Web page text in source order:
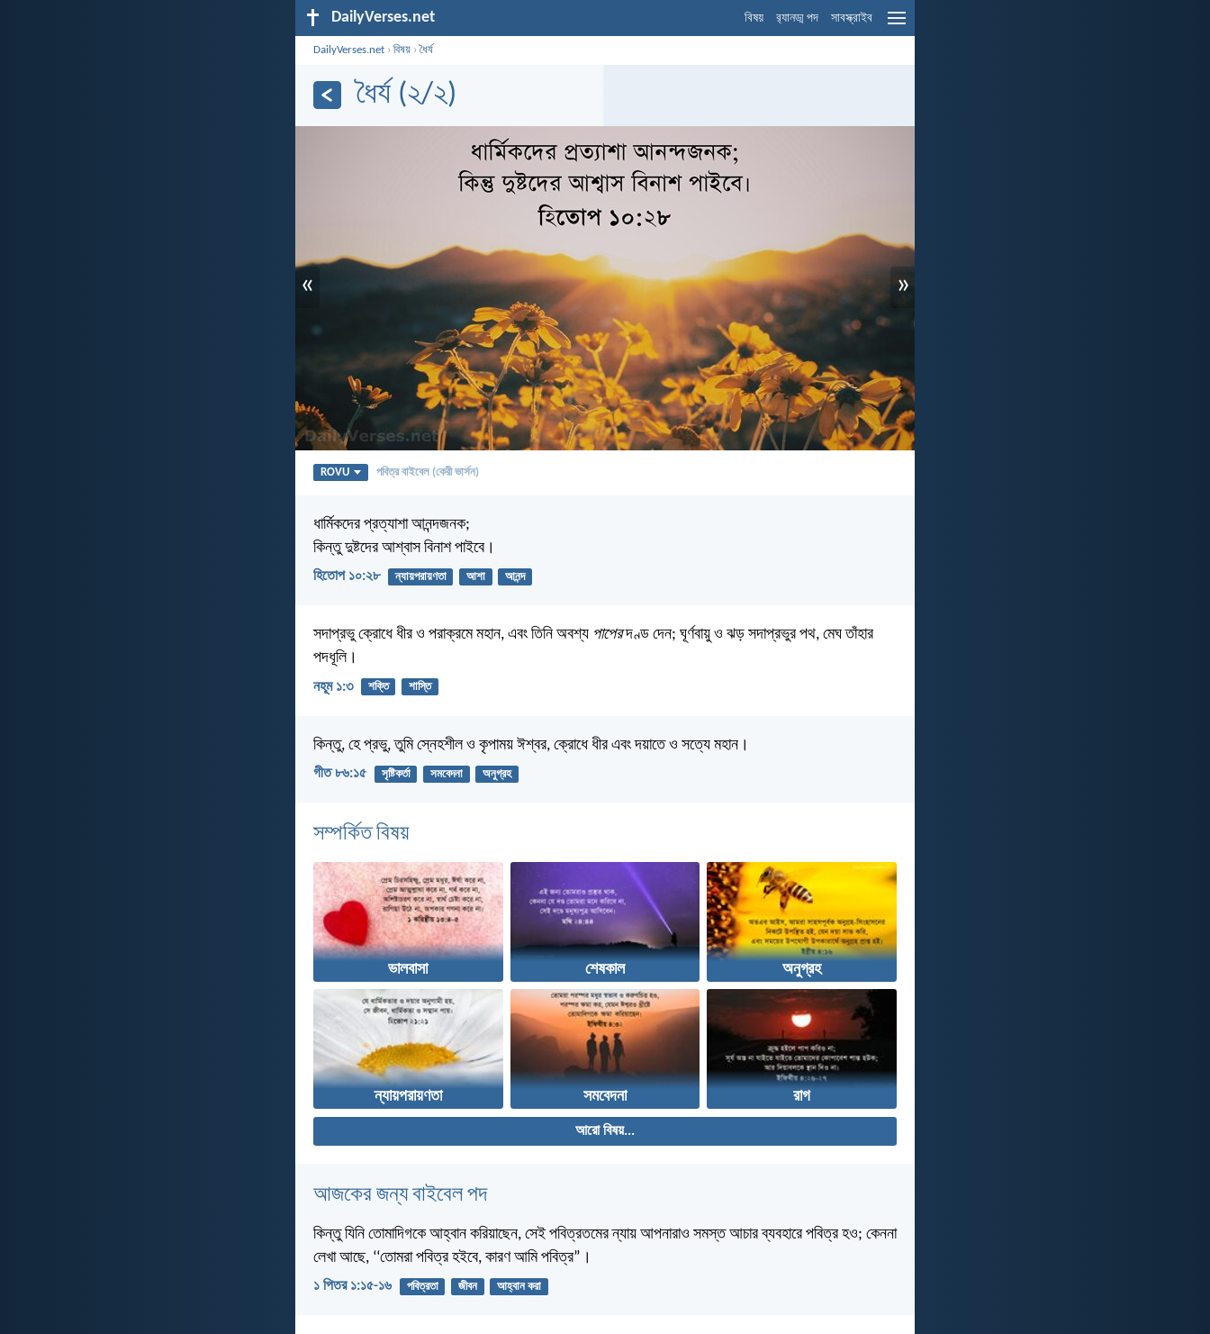
DailyVerses.net বিষয় র‌্যানড্ম পদ সাবস্ক্রাইব
DailyVerses.net ›বিষয় ›ধৈর্য
ধৈর্য (২/২)
« »
ROVU পবিত্র বাইবেল (কেরী ভার্সন)
ধার্মিকদের প্রত্যাশা আনন্দজনক;
কিন্তু দুষ্টদের আশ্বাস বিনাশ পাইবে।
হিতোপ ১০:২৮ ন্যায়পরায়ণতা আশা আনন্দ
সদাপ্রভু ক্রোধে ধীর ও পরাক্রমে মহান, এবং তিনি অবশ্য পাপেরদণ্ড দেন; ঘূর্ণবায়ু ও ঝড় সদাপ্রভুর পথ, মেঘ তাঁহার
পদধূলি।
নহূম ১:৩ শক্তি শাস্তি
কিন্তু, হে প্রভু, তুমি স্নেহশীল ও কৃপাময় ঈশ্বর, ক্রোধে ধীর এবং দয়াতে ও সত্যে মহান।
গীত ৮৬:১৫ সৃষ্টিকর্তা সমবেদনা অনুগ্রহ
সম্পর্কিত বিষয়
ভালবাসা শেষকাল অনুগ্রহ
ন্যায়পরায়ণতা সমবেদনা রাগ
আরো বিষয়...
আজকের জন্য বাইবেল পদ
কিন্তু যিনি তোমাদিগকে আহ্বান করিয়াছেন, সেই পবিত্রতমের ন্যায় আপনারাও সমস্ত আচার ব্যবহারে পবিত্র হও; কেননা
লেখা আছে, ‘‘তোমরা পবিত্র হইবে, কারণ আমি পবিত্র”।
১ পিতর ১:১৫-১৬ পবিত্রতা জীবন আহ্বান করা